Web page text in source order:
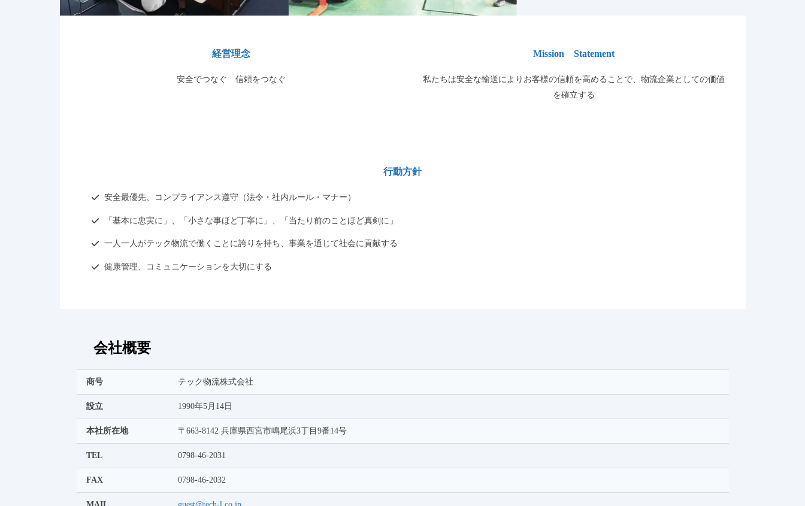
経営理念
安全でつなぐ 信頼をつなぐ
Mission Statement
私たちは安全な輸送によりお客様の信頼を高めることで、物流企業としての価値
を確立する
行動方針
安全最優先、コンプライアンス遵守（法令・社内ルール・マナー）
「基本に忠実に」、「小さな事ほど丁寧に」、「当たり前のことほど真剣に」
一人一人がテック物流で働くことに誇りを持ち、事業を通じて社会に貢献する
健康管理、コミュニケーションを大切にする
会社概要
商号 テック物流株式会社
設立 1990年5月14日
本社所在地 〒663-8142 兵庫県西宮市鳴尾浜3丁目9番14号
TEL 0798-46-2031
FAX 0798-46-2032